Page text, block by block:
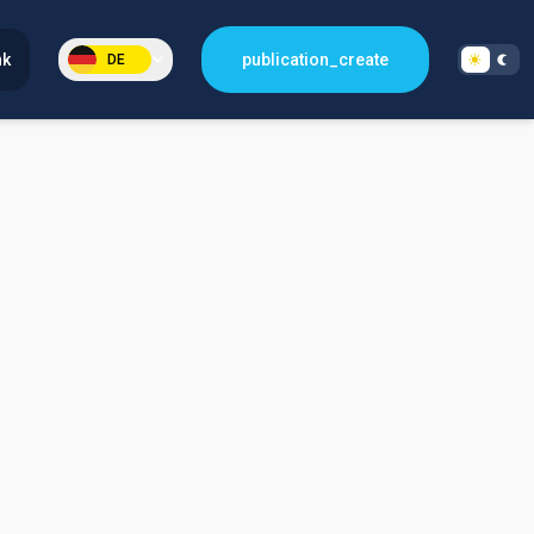
DE publication_create